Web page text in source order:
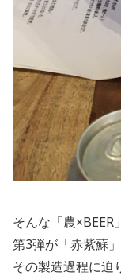
そんな「農×BEER
第3弾が「赤紫蘇」
その製造過程に迫